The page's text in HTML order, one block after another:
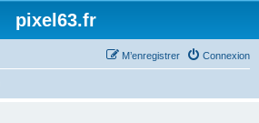
pixel63.fr
Connexion
M’enregistrer